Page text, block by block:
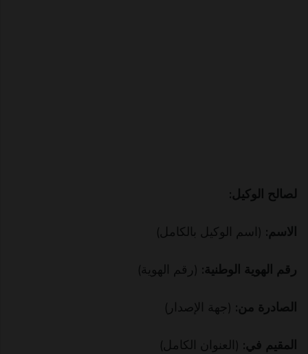
لصالح الوكيل:
الاسم: (اسم الوكيل بالكامل)
رقم الهوية الوطنية: (رقم الهوية)
الصادرة من: (جهة الإصدار)
المقيم في: (العنوان الكامل)